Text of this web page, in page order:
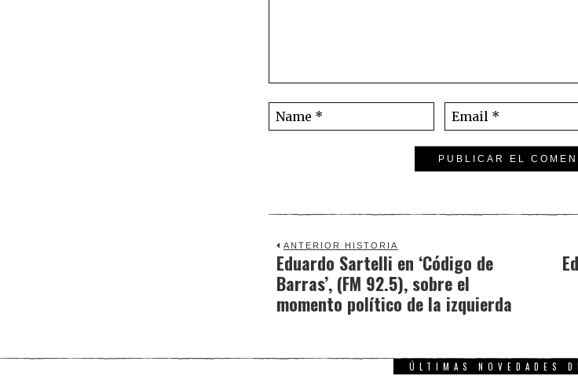
ANTERIOR HISTORIA
Previous
post:
Eduardo Sartelli en ‘Código de
Barras’, (FM 92.5), sobre el
momento político de la izquierda
ÚLTIMAS NOVEDADES